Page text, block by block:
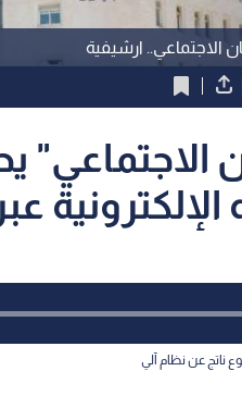
ارشيفية
الاجتماعي"
الإلكترونية
ناتج عن نظام آلي